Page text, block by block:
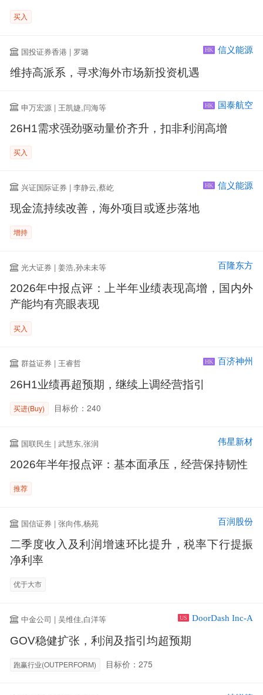
买入
国投证券香港 | 罗璐 HK 信义能源
维持高派系，寻求海外市场新投资机遇
申万宏源 | 王凯婕,闫海等 HK 国泰航空
26H1需求强劲驱动量价齐升，扣非利润高增
买入
兴证国际证券 | 李静云,蔡屹 HK 信义能源
现金流持续改善，海外项目或逐步落地
增持
光大证券 | 姜浩,孙未未等 百隆东方
2026年中报点评：上半年业绩表现高增，国内外
产能均有亮眼表现
买入
群益证券 | 王睿哲 HK 百济神州
26H1业绩再超预期，继续上调经营指引
买进(Buy) 目标价：240
国联民生 | 武慧东,张润 伟星新材
2026年半年报点评：基本面承压，经营保持韧性
推荐
国信证券 | 张向伟,杨苑 百润股份
二季度收入及利润增速环比提升，税率下行提振
净利率
优于大市
中金公司 | 吴维佳,白洋等 US DoorDash Inc-A
GOV稳健扩张，利润及指引均超预期
跑赢行业(OUTPERFORM) 目标价：275